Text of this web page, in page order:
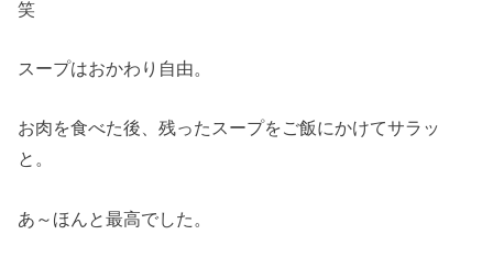
笑
スープはおかわり自由。
お肉を食べた後、残ったスープをご飯にかけてサラッ
と。
あ～ほんと最高でした。